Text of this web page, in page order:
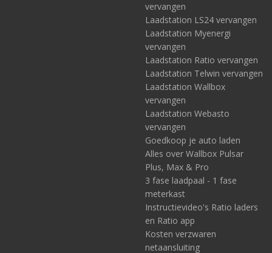
AANVULLENDE ACCESSOIRES ZOALS:
Accumonitor BattMan Lite - 12/24V DC
Accumonitor BattMan Pro - 12/24V DC
Alle producten zijn natuurlijk ook afzonderlijk te koop.
Ondanks een grote mate van zorgvuldigheid in het vervaardigen
van de content op deze pagina, is Acculaders.nl niet
aansprakelijk voor onverhoopte fouten, onvolledigheid of
andere tekortkomingen van deze uitleg. Noch kan Acculaders.nl,
zijnde wederverkoper en géén installateur, aansprakelijk worden
gesteld voor enig foutief gebruik van de via ons gekochte
producten en eventuele negatieve gevolgen daarvan. Lees altijd
de gebruiksaanwijzing, ken de van toepassing zijnde wet- en
regelgeving en win bij twijfel altijd verder informatie in. Zie ook
: 4.b Content en aansprakelijkheid.
vervangen
Laadstation LS24 vervangen
Laadstation Myenergi
vervangen
Laadstation Ratio vervangen
Laadstation Telwin vervangen
Laadstation Wallbox
vervangen
Laadstation Webasto
vervangen
Goedkoop je auto laden
Alles over Wallbox Pulsar
Plus, Max & Pro
3 fase laadpaal - 1 fase
meterkast
Instructievideo's Ratio laders
en Ratio app
Kosten verzwaren
netaansluiting